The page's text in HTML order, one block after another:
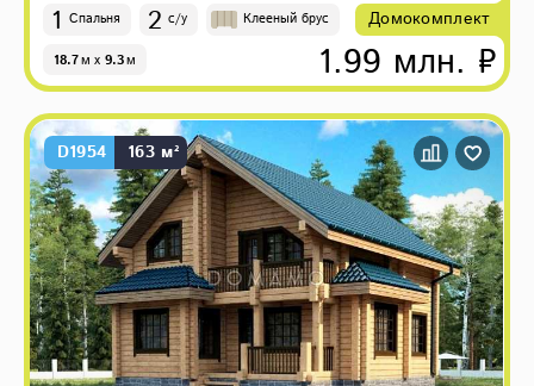
1 Спальня 2 с/у Клееный брус
18.7м x 9.3м
Домокомплект
1.99 млн. ₽
D1954 163 м²